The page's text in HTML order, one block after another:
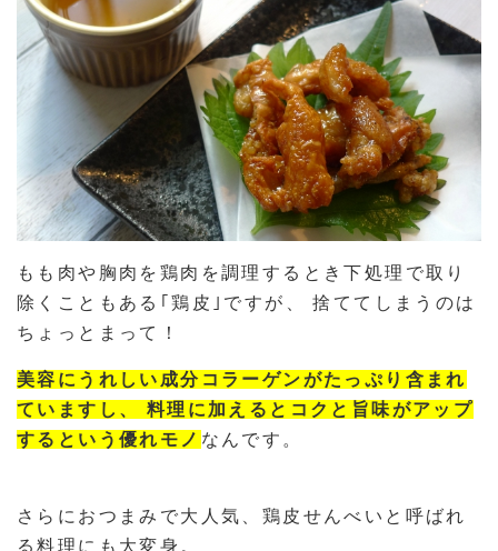
もも肉や胸肉を鶏肉を調理するとき下処理で取り
除くこともある｢鶏皮｣ですが、 捨ててしまうのは
ちょっとまって！
美容にうれしい成分コラーゲンがたっぷり含まれ
ていますし、 料理に加えるとコクと旨味がアップ
するという優れモノ なんです。
さらにおつまみで大人気、鶏皮せんべいと呼ばれ
る料理にも大変身。